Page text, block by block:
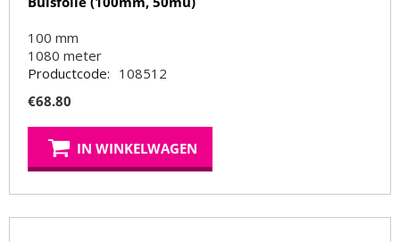
100 mm
1080 meter
Productcode: 108512
€68.80
IN WINKELWAGEN